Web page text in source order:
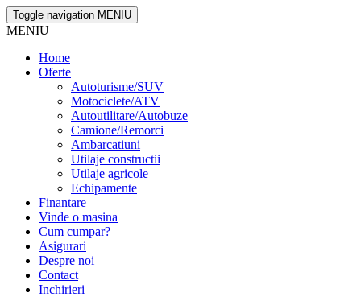
Toggle navigation MENIU
MENIU
Home
Oferte
Autoturisme/SUV
Motociclete/ATV
Autoutilitare/Autobuze
Camione/Remorci
Ambarcatiuni
Utilaje constructii
Utilaje agricole
Echipamente
Finantare
Vinde o masina
Cum cumpar?
Asigurari
Despre noi
Contact
Inchirieri